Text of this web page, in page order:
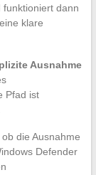
dann
klare
Ausnahme
Pfad ist
die Ausnahme
Defender